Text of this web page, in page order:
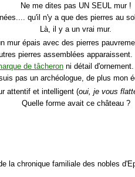
Ne me dites pas UN SEUL mur !
qu'il n'y a que des pierres au
Là, il y a un vrai mur.
mur épais avec des pierres
pierres assemblées apparaissent.
de tâcheron ni détail d'ornement.
pas un archéologue, de plus mon
attentif et intelligent (oui, je vous
Quelle forme avait ce château ?
la chronique familiale des nobles